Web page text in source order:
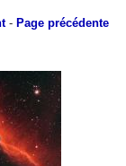
- Page précédente